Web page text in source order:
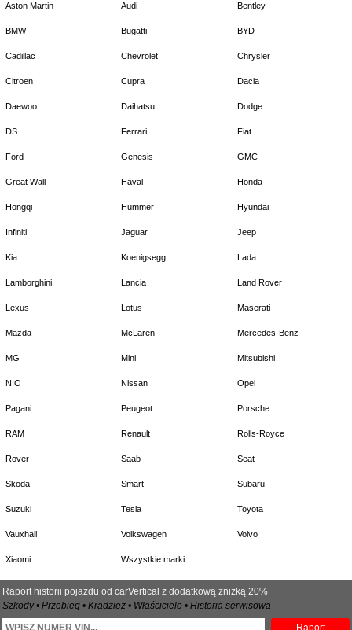
Aston Martin Audi Bentley
BMW Bugatti BYD
Cadillac Chevrolet Chrysler
Citroen Cupra Dacia
Daewoo Daihatsu Dodge
DS Ferrari Fiat
Ford Genesis GMC
Great Wall Haval Honda
Hongqi Hummer Hyundai
Infiniti Jaguar Jeep
Kia Koenigsegg Lada
Lamborghini Lancia Land Rover
Lexus Lotus Maserati
Mazda McLaren Mercedes-Benz
MG Mini Mitsubishi
NIO Nissan Opel
Pagani Peugeot Porsche
RAM Renault Rolls-Royce
Rover Saab Seat
Skoda Smart Subaru
Suzuki Tesla Toyota
Vauxhall Volkswagen Volvo
Xiaomi Wszystkie marki
Raport historii pojazdu od carVertical z dodatkową zniżką 20%
Szkody • Przebieg • Kradzież • Właściciele • Historia serwisowa